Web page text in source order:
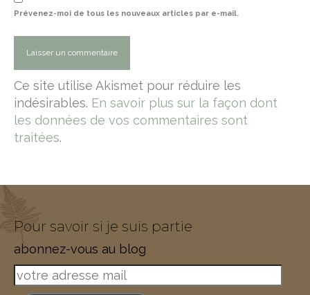
Prévenez-moi de tous les nouveaux articles par e-mail.
Ce site utilise Akismet pour réduire les
indésirables. En savoir plus sur la façon dont
les données de vos commentaires sont
traitées.
Pour savoir si je suis partie
abonnez-vous au blog
votre
adresse